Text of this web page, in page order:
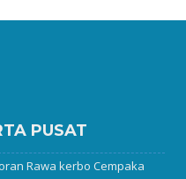
PUSAT
Rawa kerbo Cempaka